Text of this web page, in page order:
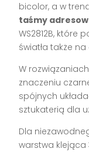
bicolor, a w
taśmy
WS2812B, które
światła także
W
znaczeniu
spójnych
sztukaterią dla
Dla
warstwa